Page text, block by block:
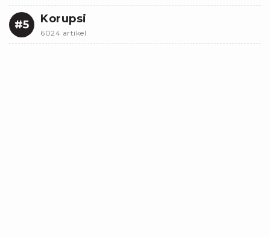
#5 Korupsi
6024 artikel